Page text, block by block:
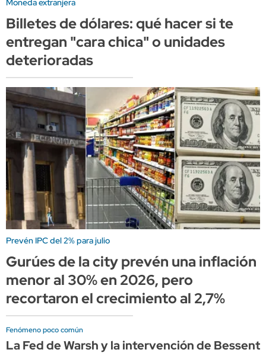
Moneda extranjera
Billetes de dólares: qué hacer si te
entregan "cara chica" o unidades
deterioradas
Prevén IPC del 2% para julio
Gurúes de la city prevén una inflación
menor al 30% en 2026, pero
recortaron el crecimiento al 2,7%
Fenómeno poco común
La Fed de Warsh y la intervención de